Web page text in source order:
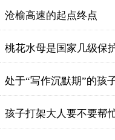
沧榆高速的起点终点
桃花水母是国家几级保
处于“写作沉默期”的孩
孩子打架大人要不要帮